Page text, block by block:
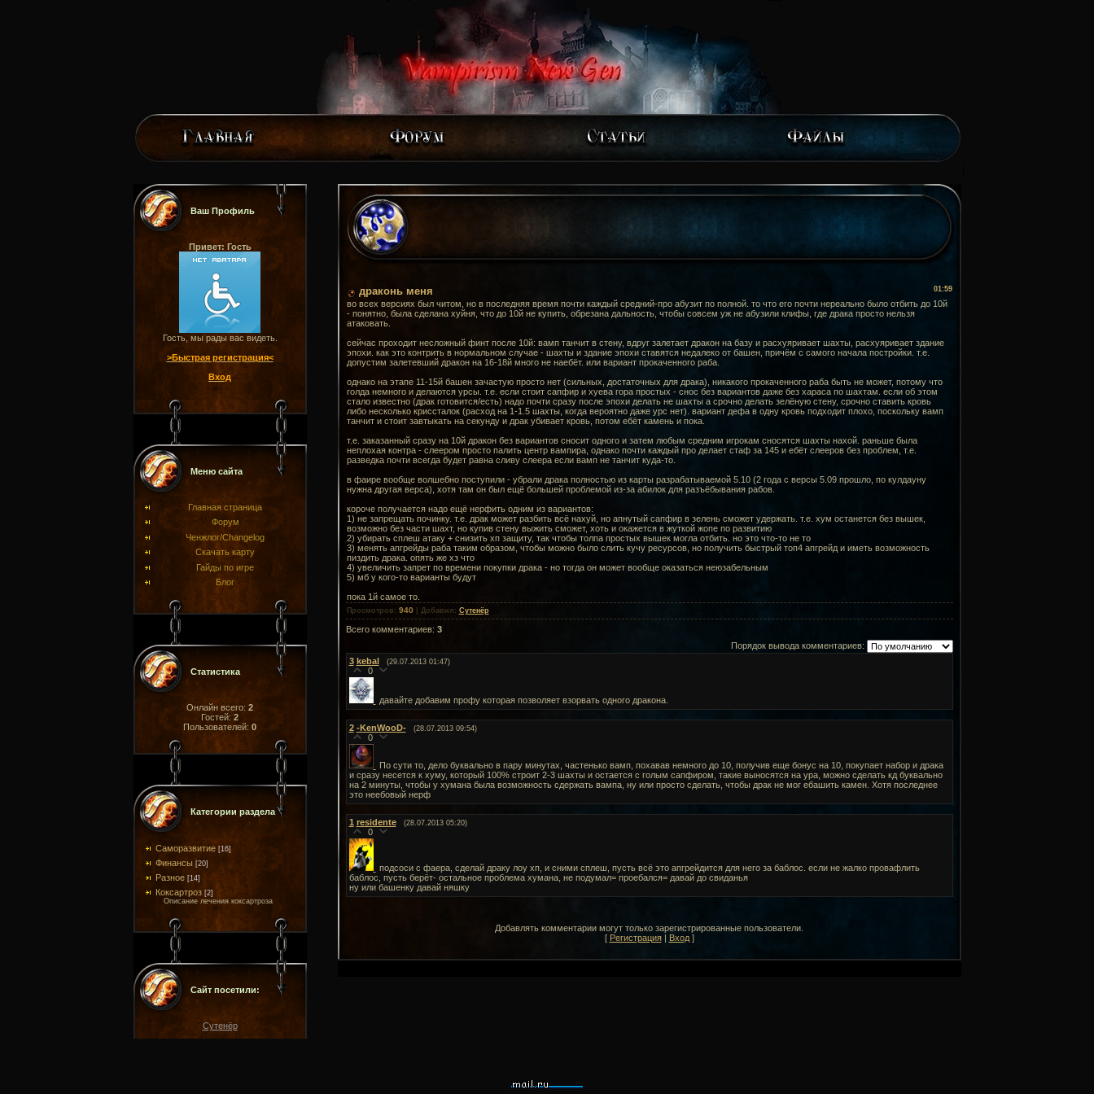
Ваш Профиль
Привет: Гость
Гость, мы рады вас видеть.
>Быстрая регистрация<
Вход
Меню сайта
Главная страница
Форум
Ченжлог/Changelog
Скачать карту
Гайды по игре
Блог
Статистика
Онлайн всего: 2
Гостей: 2
Пользователей: 0
Категории раздела
Саморазвитие [16]
Финансы [20]
Разное [14]
Коксартроз [2]
Описание лечения коксартроза
Сайт посетили:
Сутенёр
01:59
драконь меня
во всех версиях был читом, но в последняя время почти каждый средний-про абузит по полной. то что его почти нереально было отбить до 10й
- понятно, была сделана хуйня, что до 10й не купить, обрезана дальность, чтобы совсем уж не абузили клифы, где драка просто нельзя
атаковать.
сейчас проходит несложный финт после 10й: вамп танчит в стену, вдруг залетает дракон на базу и расхуяривает шахты, расхуяривает здание
эпохи. как это контрить в нормальном случае - шахты и здание эпохи ставятся недалеко от башен, причём с самого начала постройки. т.е.
допустим залетевший дракон на 16-18й много не наебёт. или вариант прокаченного раба.
однако на этапе 11-15й башен зачастую просто нет (сильных, достаточных для драка), никакого прокаченного раба быть не может, потому что
голда немного и делаются урсы. т.е. если стоит сапфир и хуева гора простых - снос без вариантов даже без хараса по шахтам. если об этом
стало известно (драк готовится/есть) надо почти сразу после эпохи делать не шахты а срочно делать зелёную стену, срочно ставить кровь
либо несколько криссталок (расход на 1-1.5 шахты, когда вероятно даже урс нет). вариант дефа в одну кровь подходит плохо, поскольку вамп
танчит и стоит завтыкать на секунду и драк убивает кровь, потом ебёт камень и пока.
т.е. заказанный сразу на 10й дракон без вариантов сносит одного и затем любым средним игрокам сносятся шахты нахой. раньше была
неплохая контра - слеером просто палить центр вампира, однако почти каждый про делает стаф за 145 и ебёт слееров без проблем, т.е.
разведка почти всегда будет равна сливу слеера если вамп не танчит куда-то.
в фаире вообще волшебно поступили - убрали драка полностью из карты разрабатываемой 5.10 (2 года с версы 5.09 прошло, по кулдауну
нужна другая верса), хотя там он был ещё большей проблемой из-за абилок для разъёбывания рабов.
короче получается надо ещё нерфить одним из вариантов:
1) не запрещать починку. т.е. драк может разбить всё нахуй, но апнутый сапфир в зелень сможет удержать. т.е. хум останется без вышек,
возможно без части шахт, но купив стену выжить сможет, хоть и окажется в жуткой жопе по развитию
2) убирать сплеш атаку + снизить хп защиту, так чтобы толпа простых вышек могла отбить. но это что-то не то
3) менять апгрейды раба таким образом, чтобы можно было слить кучу ресурсов, но получить быстрый топ4 апгрейд и иметь возможность
пиздить драка. опять же хз что
4) увеличить запрет по времени покупки драка - но тогда он может вообще оказаться неюзабельным
5) мб у кого-то варианты будут
пока 1й самое то.
Просмотров : 940 Добавил : Сутенёр
Всего комментариев: 3
Порядок вывода комментариев:
3 kebal (29.07.2013 01:47)
0
давайте добавим профу которая позволяет взорвать одного дракона.
2 -KenWooD- (28.07.2013 09:54)
0
По сути то, дело буквально в пару минутах, частенько вамп, похавав немного до 10, получив еще бонус на 10, покупает набор и драка
и сразу несется к хуму, который 100% строит 2-3 шахты и остается с голым сапфиром, такие выносятся на ура, можно сделать кд буквально
на 2 минуты, чтобы у хумана была возможность сдержать вампа, ну или просто сделать, чтобы драк не мог ебашить камен. Хотя последнее
это неебовый нерф
1 residente (28.07.2013 05:20)
0
подсоси с фаера, сделай драку лоу хп, и сними сплеш, пусть всё это апгрейдится для него за баблос. если не жалко провафлить
баблос, пусть берёт- остальное проблема хумана, не подумал= проебался= давай до свиданья
ну или башенку давай няшку
Добавлять комментарии могут только зарегистрированные пользователи.
[ Регистрация| Вход]